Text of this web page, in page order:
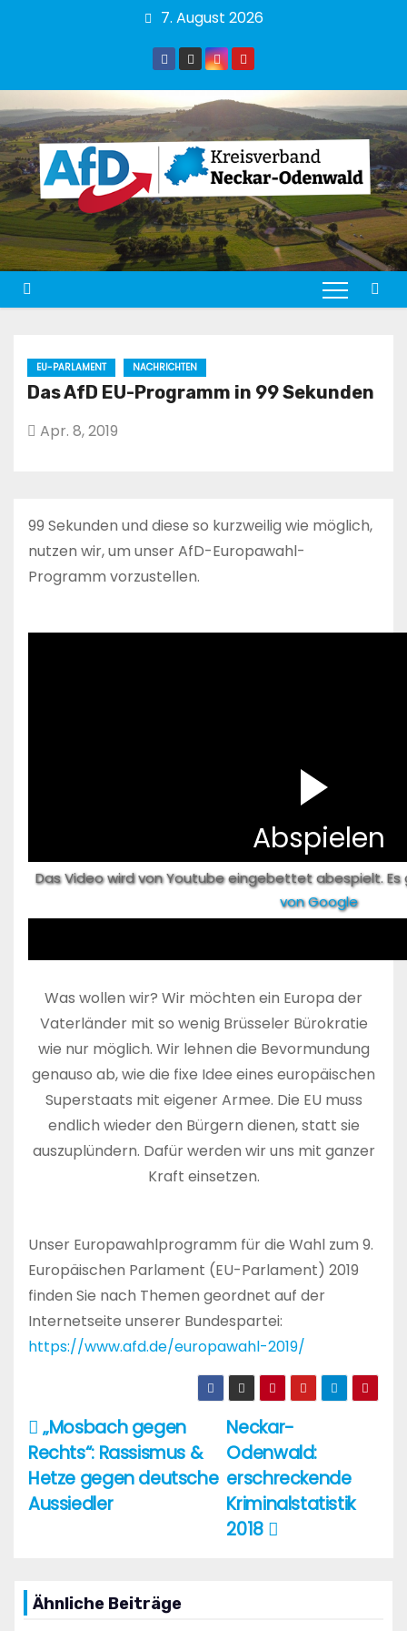
7. August 2026
EU-PARLAMENT NACHRICHTEN
Das AfD EU-Programm in 99 Sekunden
Apr. 8, 2019
99 Sekunden und diese so kurzweilig wie möglich,
nutzen wir, um unser AfD-Europawahl-
Programm vorzustellen.
Abspielen
Das Video wird von Youtube eingebettet abespielt.
von Google
Was wollen wir? Wir möchten ein Europa der
Vaterländer mit so wenig Brüsseler Bürokratie
wie nur möglich. Wir lehnen die Bevormundung
genauso ab, wie die fixe Idee eines europäischen
Superstaats mit eigener Armee. Die EU muss
endlich wieder den Bürgern dienen, statt sie
auszuplündern. Dafür werden wir uns mit ganzer
Kraft einsetzen.
Unser Europawahlprogramm für die Wahl zum 9.
Europäischen Parlament (EU-Parlament) 2019
finden Sie nach Themen geordnet auf der
Internetseite unserer Bundespartei:
https://www.afd.de/europawahl-2019/
Beitragsnavigation
Neckar-
Odenwald:
erschreckende
Kriminalstatistik
2018
„Mosbach gegen
Rechts“: Rassismus &
Hetze gegen deutsche
Aussiedler
Ähnliche Beiträge